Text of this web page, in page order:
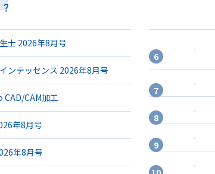
士 2026年8月号
ンテッセンス 2026年8月号
CAD/CAM加工
年8月号
年8月号